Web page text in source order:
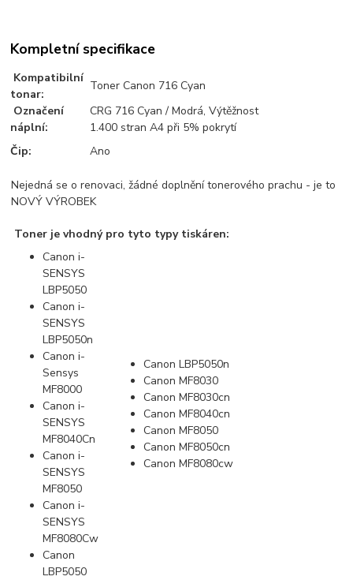
Kompletní specifikace
Kompatibilní
tonar:
Toner Canon 716 Cyan
Označení
náplní:
CRG 716 Cyan / Modrá, Výtěžnost
1.400 stran A4 při 5% pokrytí
Čip:
Ano
Nejedná se o renovaci, žádné doplnění tonerového prachu - je to
NOVÝ VÝROBEK
Toner je vhodný pro tyto typy tiskáren:
Canon i-
SENSYS
LBP5050
Canon i-
SENSYS
LBP5050n
Canon i-
Sensys
MF8000
Canon i-
SENSYS
MF8040Cn
Canon i-
SENSYS
MF8050
Canon i-
SENSYS
MF8080Cw
Canon
LBP5050
Canon LBP5050n
Canon MF8030
Canon MF8030cn
Canon MF8040cn
Canon MF8050
Canon MF8050cn
Canon MF8080cw